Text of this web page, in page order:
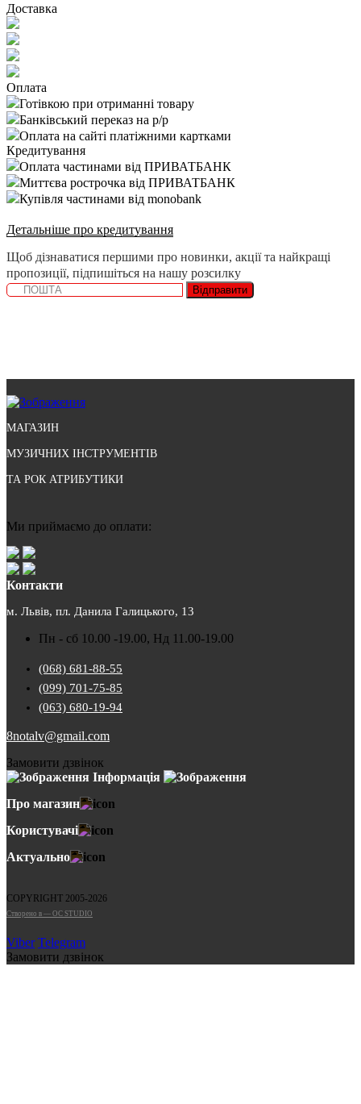
Доставка
Оплата
Готівкою при отриманні товару
Банківський переказ на р/р
Оплата на сайті платіжними картками
Кредитування
Оплата частинами від ПРИВАТБАНК
Миттєва рострочка від ПРИВАТБАНК
Купівля частинами від monobank
Детальніше про кредитування
Щоб дізнаватися першими про новинки, акції та найкращі
пропозиції, підпишіться на нашу розсилку
Відправити
МАГАЗИН
МУЗИЧНИХ ІНСТРУМЕНТІВ
ТА РОК АТРИБУТИКИ
Ми приймаємо до оплати:
Контакти
м. Львів, пл. Данила Галицького, 13
Пн - сб 10.00 -19.00, Нд 11.00-19.00
(068) 681-88-55
(099) 701-75-85
(063) 680-19-94
8notalv@gmail.com
Замовити дзвінок
Інформація
Про магазин
Користувачі
Актуально
COPYRIGHT 2005-2026
Cтворено в — OC STUDIO
Viber Telegram
Замовити дзвінок